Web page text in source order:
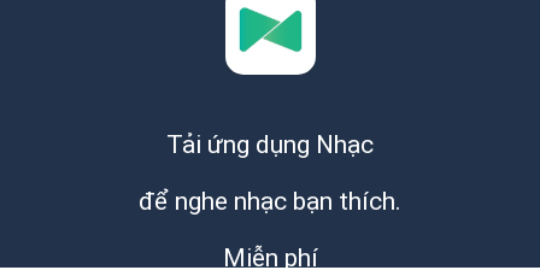
Tải ứng dụng Nhạc
để nghe nhạc bạn thích.
Miễn phí